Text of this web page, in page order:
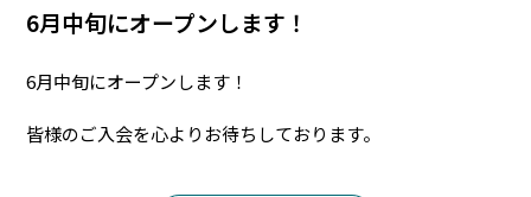
6月中旬にオープンします！
6月中旬にオープンします！
皆様のご入会を心よりお待ちしております。